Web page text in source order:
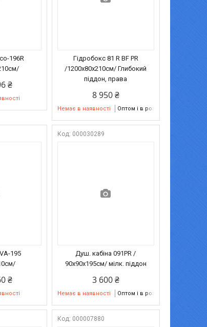
196R
₴
Гідробокс 81 R BF PR
/1200х80х210см/ Глибокий
піддон, права
8 950 ₴
Немає в наявності Оптом і в роздріб
195
₴
000030289
Душ. кабіна 091PR /
90х90х195см/ мілк. піддон
3 600 ₴
Немає в наявності Оптом і в роздріб
000007880